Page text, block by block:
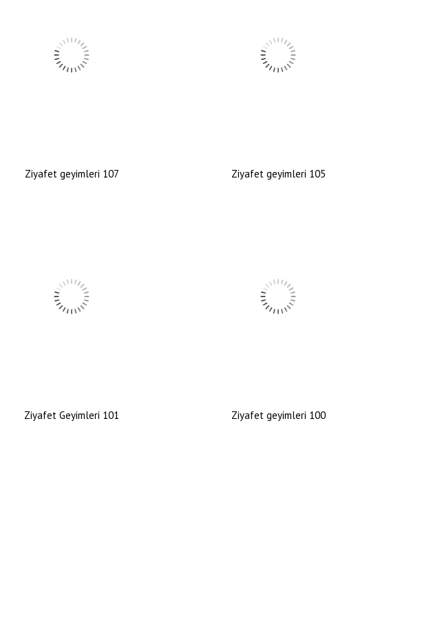
Ziyafet geyimleri 107 Ziyafet geyimleri 105
Ziyafet Geyimleri 101 Ziyafet geyimleri 100